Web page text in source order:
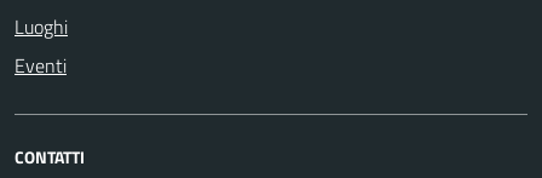
Luoghi
Eventi
CONTATTI